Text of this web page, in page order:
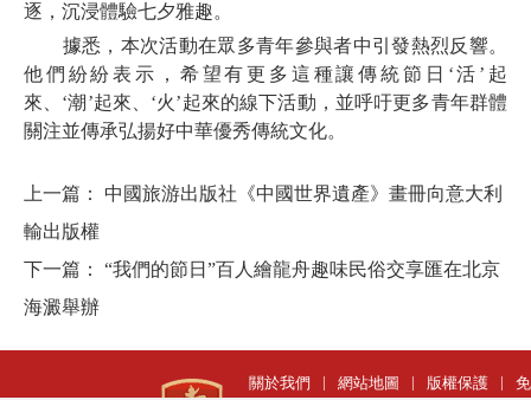
逐，沉浸體驗七夕雅趣。
據悉，本次活動在眾多青年參與者中引發熱烈反響。
他們紛紛表示，希望有更多這種讓傳統節日‘活’起
來、‘潮’起來、‘火’起來的線下活動，並呼吁更多青年群體
關注並傳承弘揚好中華優秀傳統文化。
上一篇： 中國旅游出版社《中國世界遺產》畫冊向意大利
輸出版權
下一篇： “我們的節日”百人繪龍舟趣味民俗交享匯在北京
海澱舉辦